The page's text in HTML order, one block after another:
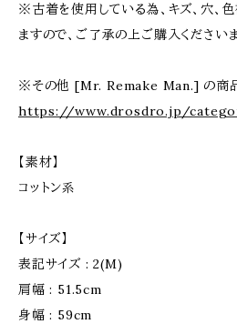
※古着を使用している為、キズ、穴、
ますので、ご了承の上ご購入ください
※その他 [Mr. Remake Man.] の商品
https://www.drosdro.jp/
【素材】
コットン系
【サイズ】
表記サイズ : 2(M)
肩幅 : 51.5cm
身幅 : 59cm